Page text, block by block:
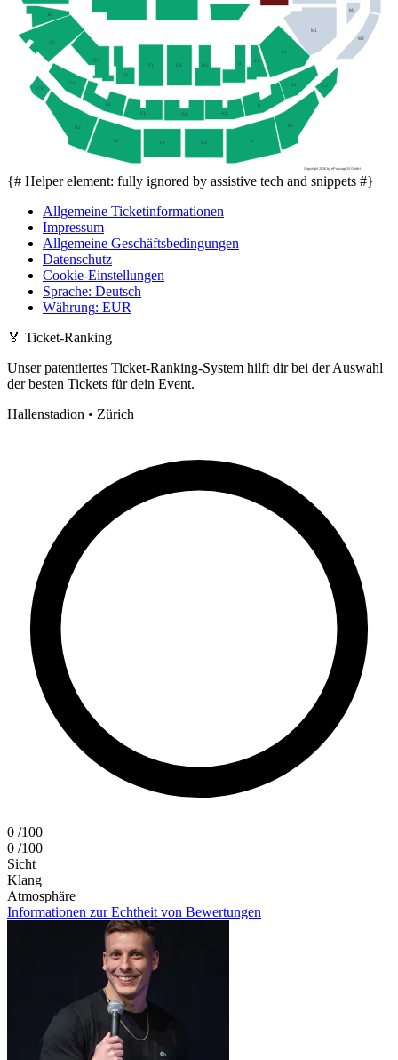
M2
L2
K2
I2
H2
F2
E2
D2
C2
M1
K1
I1
H1
G1
F1
E1
D1
M1
L1
J1
I1
H1
G1
F1
E0
D0
C0
B1
Copyright 2026 by ePassage24 GmbH
{# Helper element: fully ignored by assistive tech and snippets #}
Allgemeine Ticketinformationen
Impressum
Allgemeine Geschäftsbedingungen
Datenschutz
Cookie-Einstellungen
Sprache: Deutsch
Währung: EUR
🏅 Ticket-Ranking
Unser patentiertes Ticket-Ranking-System hilft dir bei der Auswahl
der besten Tickets für dein Event.
Hallenstadion • Zürich
0 /100
0 /100
Sicht
Klang
Atmosphäre
Informationen zur Echtheit von Bewertungen